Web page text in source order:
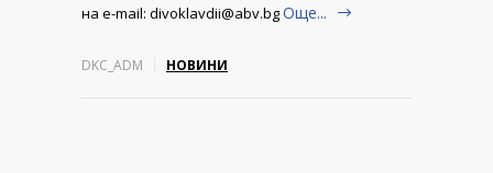
на e-mail: divoklavdii@abv.bgОще...
DKC_ADM НОВИНИ